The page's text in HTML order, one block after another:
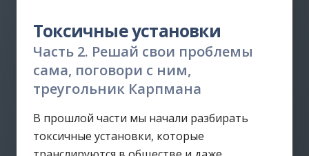
Токсичные установки
Часть 2. Решай свои проблемы
сама, поговори с ним,
треугольник Карпмана
В прошлой части мы начали разбирать
токсичные установки, которые